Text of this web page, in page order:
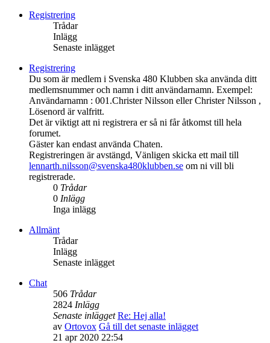
Registrering
Trådar
Inlägg
Senaste inlägget
Registrering
Du som är medlem i Svenska 480 Klubben ska använda ditt
medlemsnummer och namn i ditt användarnamn. Exempel:
Användarnamn : 001.Christer Nilsson eller Christer Nilsson ,
Lösenord är valfritt.
Det är viktigt att ni registrera er så ni får åtkomst till hela
forumet.
Gäster kan endast använda Chaten.
Registreringen är avstängd, Vänligen skicka ett mail till
lennarth.nilsson@svenska480klubben.se om ni vill bli
registrerade.
0 Trådar
0 Inlägg
Inga inlägg
Allmänt
Trådar
Inlägg
Senaste inlägget
Chat
506 Trådar
2824 Inlägg
Senaste inlägget Re: Hej alla!
av Ortovox Gå till det senaste inlägget
21 apr 2020 22:54